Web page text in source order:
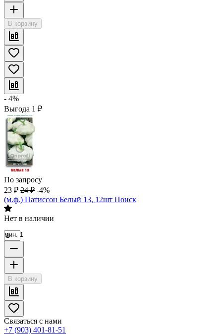
В корзину
- 4%
Выгода 1 ₽
По запросу
23 ₽ 24 ₽ -4%
(м.ф.) Патиссон Белый 13, 12шт Поиск
Нет в наличии
мин. 1
В корзину
Связаться с нами
+7 (903) 401-81-51